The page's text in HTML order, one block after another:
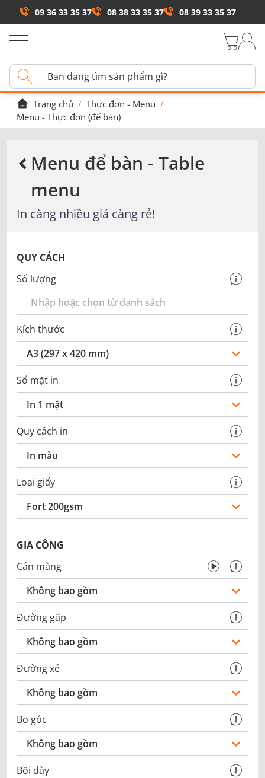
09 36 33 35 37 08 38 33 35 37 08 39 33 35 37
Trang chủ / Thực đơn - Menu /
Menu - Thực đơn (để bàn)
Menu để bàn - Table
menu
In càng nhiều giá càng rẻ!
QUY CÁCH
Số lượng
Kích thước
A3 (297 x 420 mm)
Số mặt in
In 1 mặt
Quy cách in
In màu
Loại giấy
Fort 200gsm
GIA CÔNG
Cán màng
Không bao gồm
Đường gấp
Không bao gồm
Đường xé
Không bao gồm
Bo góc
Không bao gồm
Bồi dày